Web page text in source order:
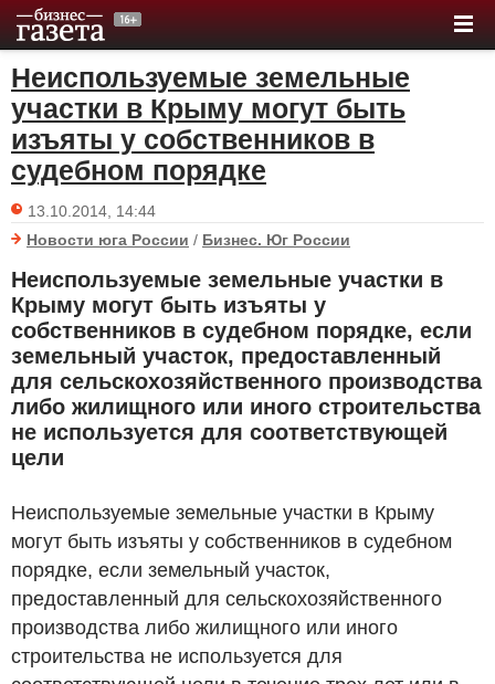
Неиспользуемые земельные
участки в Крыму могут быть
изъяты у собственников в
судебном порядке
13.10.2014, 14:44
Новости юга России / Бизнес. Юг России
Неиспользуемые земельные участки в
Крыму могут быть изъяты у
собственников в судебном порядке, если
земельный участок, предоставленный
для сельскохозяйственного производства
либо жилищного или иного строительства
не используется для соответствующей
цели
Неиспользуемые земельные участки в Крыму
могут быть изъяты у собственников в судебном
порядке, если земельный участок,
предоставленный для сельскохозяйственного
производства либо жилищного или иного
строительства не используется для